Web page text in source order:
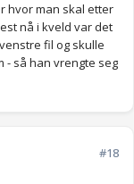
hvor man skal etter
nå i kveld var det
fil og skulle
- så han vrengte seg
#18